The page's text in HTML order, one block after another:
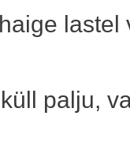
lastel
palju,